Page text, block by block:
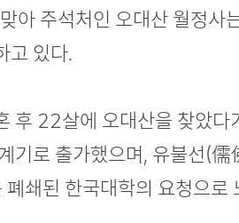
아 주석처인 오대산 월정사
고 있다.
후 22살에 오대산을 찾았
기로 출가했으며, 유불선(
쇄된 한국대학의 요청으로